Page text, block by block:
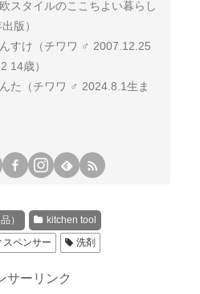
スタイルのここちよい暮らし
版）
すけ（チワワ ♂ 2007.12.25
14歳）
チワワ ♂ 2024.8.1生ま
）
kitchen tool
スペンサー 洗剤
サーリンク